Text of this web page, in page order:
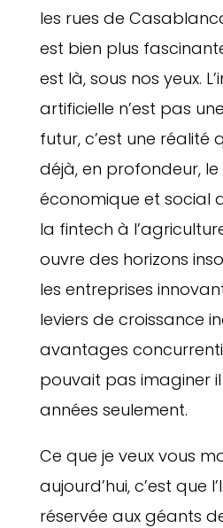
les rues de
est bien plus
est là, sous nos yeux.
artificielle n’est pas
futur, c’est une réalité
déjà, en profondeur, le
économique et social
la fintech à
ouvre des horizons
les entreprises
leviers de croissance
avantages
pouvait pas imaginer
années seulement.
Ce que je veux vous
aujourd’hui, c’est que
réservée aux géants